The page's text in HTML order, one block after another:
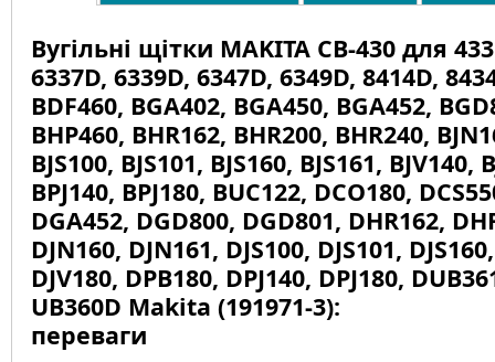
Вугільні щітки MAKITA CB-430 для
6337D, 6339D, 6347D, 6349D, 8414D,
BDF460, BGA402, BGA450, BGA452,
BHP460, BHR162, BHR200, BHR240,
BJS100, BJS101, BJS160, BJS161, BJV140,
BPJ140, BPJ180, BUC122, DCO180,
DGA452, DGD800, DGD801, DHR162,
DJN160, DJN161, DJS100, DJS101,
DJV180, DPB180, DPJ140, DPJ180,
UB360D Makita (191971-3):
переваги